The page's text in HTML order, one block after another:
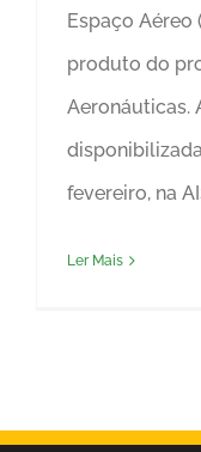
Espaço Aéreo
produto do
Aeronáuticas.
fevereiro, na
Ler Mais